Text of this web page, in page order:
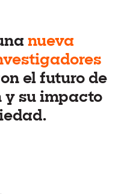
nueva
el futuro de
y su impacto